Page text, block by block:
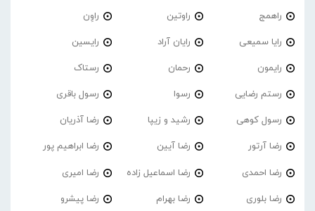
راهمج راوتین راوِن
رایا سمیعی رایان آراد رایسین
رایمون رحمان رستاک
رستم رضایی رسوا رسول باقری
رسول کوهی رشید و زیپا رضا آذریان
رضا آرتور رضا آیین رضا ابراهیم پور
رضا احمدی رضا اسماعیل زاده رضا امیری
رضا بلوری رضا بهرام رضا پیشرو